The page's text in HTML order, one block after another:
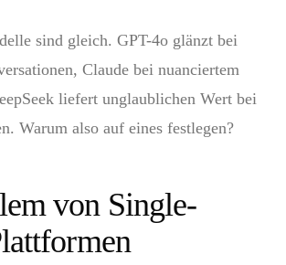
sind gleich. GPT-4o glänzt bei
Claude bei nuanciertem
liefert unglaublichen Wert bei
Warum also auf eines festlegen?
von Single-